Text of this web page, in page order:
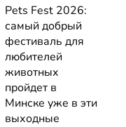
Pets Fest 2026:
самый добрый
фестиваль для
любителей
животных
пройдет в
Минске уже в эти
выходные